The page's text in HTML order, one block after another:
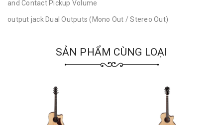
and Contact Pickup Volume
output jack Dual Outputs (Mono Out / Stereo Out)
SẢN PHẨM CÙNG LOẠI